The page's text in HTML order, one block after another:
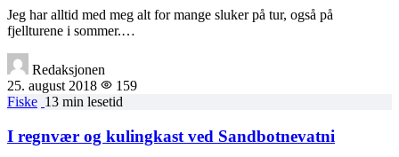
Jeg har alltid med meg alt for mange sluker på tur, også på
fjellturene i sommer.…
Redaksjonen
25. august 2018
159
Fiske 13 min lesetid
I regnvær og kulingkast ved Sandbotnevatni